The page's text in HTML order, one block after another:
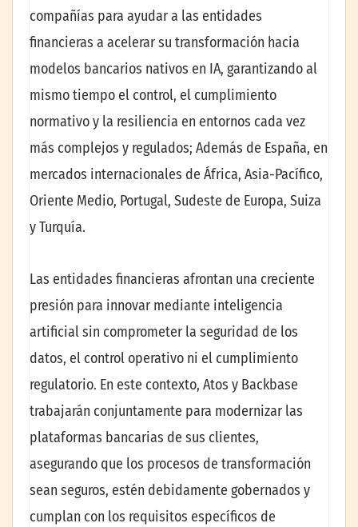
compañías para ayudar a las entidades
financieras a acelerar su transformación hacia
modelos bancarios nativos en IA, garantizando al
mismo tiempo el control, el cumplimiento
normativo y la resiliencia en entornos cada vez
más complejos y regulados; Además de España, en
mercados internacionales de África, Asia-Pacífico,
Oriente Medio, Portugal, Sudeste de Europa, Suiza
y Turquía.
Las entidades financieras afrontan una creciente
presión para innovar mediante inteligencia
artificial sin comprometer la seguridad de los
datos, el control operativo ni el cumplimiento
regulatorio. En este contexto, Atos y Backbase
trabajarán conjuntamente para modernizar las
plataformas bancarias de sus clientes,
asegurando que los procesos de transformación
sean seguros, estén debidamente gobernados y
cumplan con los requisitos específicos de